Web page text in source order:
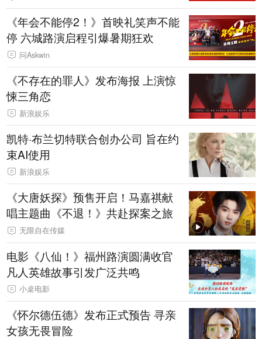
《年会不能停2！》首映礼笑声不能
停 六城路演启程引爆暑期狂欢
问Askwin
《不存在的罪人》发布海报 上演惊
悚三角恋
新浪娱乐
凯特·布兰切特联合创办公司 旨在约
束AI使用
新浪娱乐
《大唐妖探》预售开启！马嘉祺献
唱主题曲《不退！》共赴探案之旅
无限自在传媒
电影《八仙！》福州路演圆满收官
凡人英雄故事引发广泛共鸣
小桌电影
《怀尔德伍德》发布正式预告 寻亲
女孩无畏冒险